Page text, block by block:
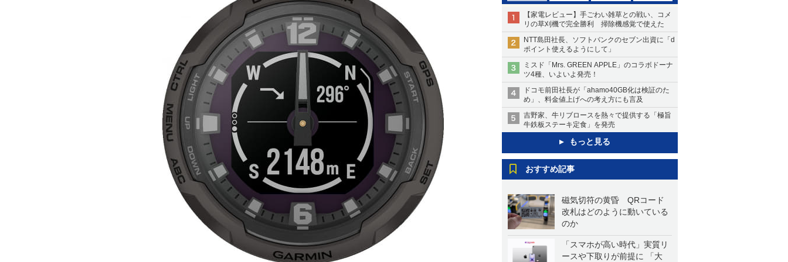
【家電レビュー】手ごわい雑草との戦い、コメ
リの草刈機で完全勝利 掃除機感覚で使えた
NTT島田社長、ソフトバンクのセブン出資に「d
ポイント使えるようにして」
ミスド「Mrs. GREEN APPLE」のコラボドーナ
ツ4種、いよいよ発売！
ドコモ前田社長が「ahamo40GB化は検証のた
め」、料金値上げへの考え方にも言及
吉野家、牛リブロースを熱々で提供する「極旨
牛鉄板ステーキ定食」を発売
もっと見る
おすすめ記事
磁気切符の黄昏 QRコード
改札はどのように動いている
のか
「スマホが高い時代」実質リ
ースや下取りが前提に 「大